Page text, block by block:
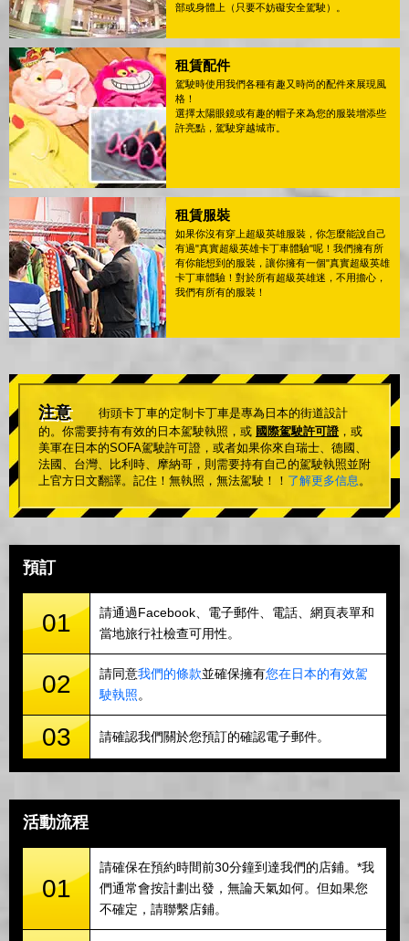
部或身體上（只要不妨礙安全駕駛）。
租賃配件
駕駛時使用我們各種有趣又時尚的配件來展現風
格！
選擇太陽眼鏡或有趣的帽子來為您的服裝增添些
許亮點，駕駛穿越城市。
租賃服裝
如果你沒有穿上超級英雄服裝，你怎麼能說自己
有過"真實超級英雄卡丁車體驗"呢！我們擁有所
有你能想到的服裝，讓你擁有一個"真實超級英雄
卡丁車體驗！對於所有超級英雄迷，不用擔心，
我們有所有的服裝！
注意
街頭卡丁車的定制卡丁車是專為日本的街道設計
的。你需要持有有效的日本駕駛執照，或 國際駕駛許可證，或
美軍在日本的SOFA駕駛許可證，或者如果你來自瑞士、德國、
法國、台灣、比利時、摩納哥，則需要持有自己的駕駛執照並附
上官方日文翻譯。記住！無執照，無法駕駛！！ 了解更多信息。
預訂
01
請通過Facebook、電子郵件、電話、網頁表單和
當地旅行社檢查可用性。
02 請同意我們的條款並確保擁有您在日本的有效駕
駛執照。
03 請確認我們關於您預訂的確認電子郵件。
活動流程
01
請確保在預約時間前30分鐘到達我們的店鋪。*我
們通常會按計劃出發，無論天氣如何。但如果您
不確定，請聯繫店鋪。